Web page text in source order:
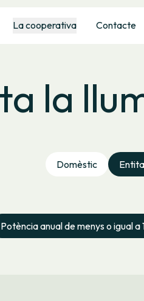
La cooperativa Contacte
la
Domèstic
Potència anual de menys o igual a